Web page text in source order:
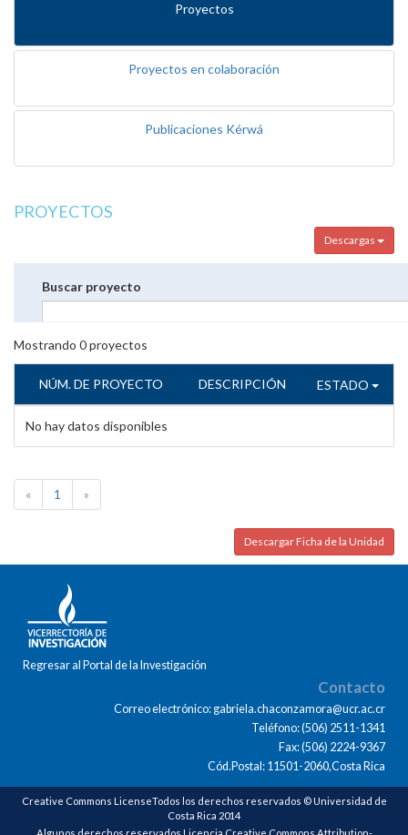
Proyectos
Proyectos en colaboración
Publicaciones Kérwá
PROYECTOS
Descargas
Buscar proyecto
Mostrando 0proyectos
NÚM. DE PROYECTO DESCRIPCIÓN ESTADO
No hay datos disponibles
« 1 »
Descargar Ficha de la Unidad
Regresar al Portal de la Investigación
Contacto
Correo electrónico: gabriela.chaconzamora@ucr.ac.cr
Teléfono: (506) 2511-1341
Fax: (506) 2224-9367
Cód.Postal: 11501-2060,Costa Rica
Creative Commons LicenseTodos los derechos reservados © Universidad de
Costa Rica 2014